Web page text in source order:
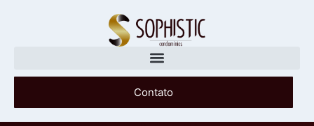
Contato